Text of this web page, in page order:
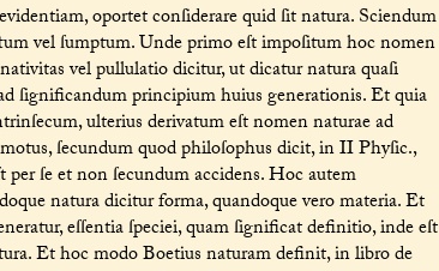
oportet conſiderare quid ſit natura. Sciendum
vel ſumptum. Unde primo eſt impoſitum hoc nomen
vel pullulatio dicitur, ut dicatur natura quaſi
ſignificandum principium huius generationis. Et quia
ulterius derivatum eſt nomen naturae ad
ſecundum quod philoſophus dicit, in II Phyſic.,
ſe et non ſecundum accidens. Hoc autem
natura dicitur forma, quandoque vero materia. Et
eſſentia ſpeciei, quam ſignificat definitio, inde eſt
Et hoc modo Boetius naturam definit, in libro de